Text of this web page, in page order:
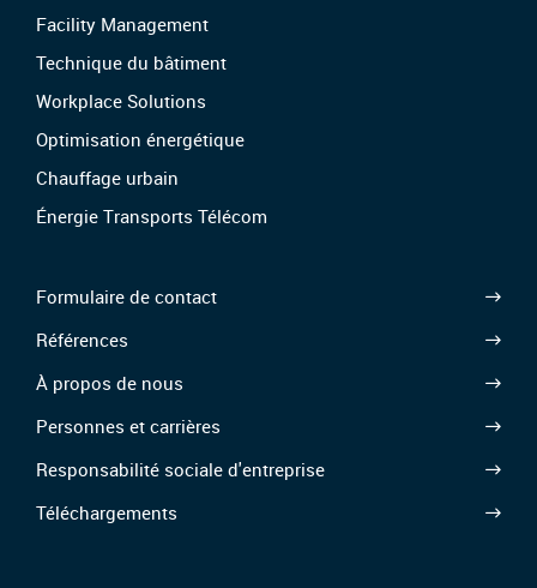
Facility Management
Technique du bâtiment
Workplace Solutions
Optimisation énergétique
Chauffage urbain
Énergie Transports Télécom
Formulaire de contact
Références
À propos de nous
Personnes et carrières
Responsabilité sociale d'entreprise
Téléchargements